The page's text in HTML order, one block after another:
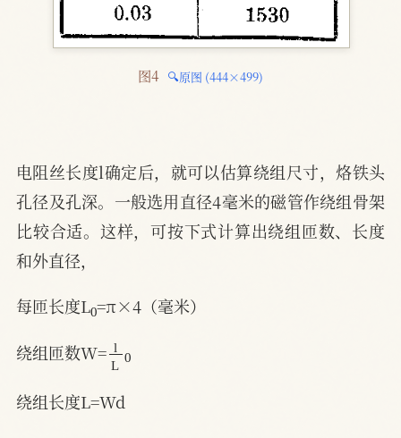
图4 🔍原图 (444×499)
电阻丝长度l确定后，就可以估算绕组尺寸，烙铁头
孔径及孔深。一般选用直径4毫米的磁管作绕组骨架
比较合适。这样，可按下式计算出绕组匝数、长度
和外直径，
每匝长度L =π×4（毫米）
绕组匝数W= L
绕组长度L=Wd